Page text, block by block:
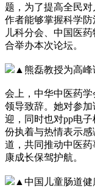
题，为了提高全民
作者能够掌握科学
儿科分会、中国
合举办本次论坛。
▲熊磊教授为高峰
会上，中华中医
领导致辞。她对
迎，同时也对pp电
份执着与热情表示
道，共同推动中医药
康成长保驾护航。
▲中国儿童肠道健